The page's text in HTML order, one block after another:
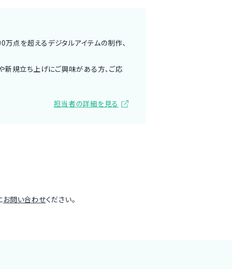
点を超えるデジタルアイテムの制作、
新規立ち上げにご興味がある方、ご応
担当者の詳細を見る
お問い合わせください。